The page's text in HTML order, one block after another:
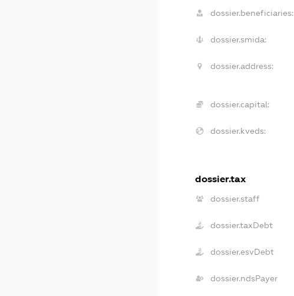
dossier.beneficiaries:
dossier.smida:
dossier.address:
dossier.capital:
dossier.kveds:
dossier.tax
dossier.staff
dossier.taxDebt
dossier.esvDebt
dossier.ndsPayer